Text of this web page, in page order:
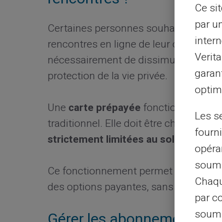
Certaines personnes souhaitent
rencontres en ligne de leur compte
nécessairement de dissimulation,
protection de la vie privée.
Une carte prépayée fonctionne
traditionnel. Elle doit être chargée
strictement limitées au solde
Ce fonctionnement permet de
des options payantes, sans
Ce
par
Les
par